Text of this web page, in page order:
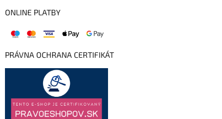
ONLINE PLATBY
PRÁVNA OCHRANA CERTIFIKÁT